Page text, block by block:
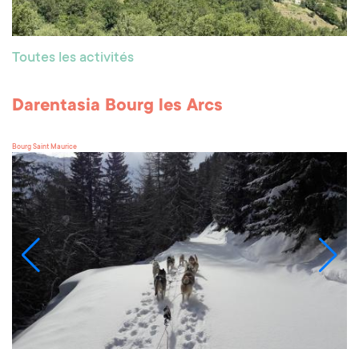
Toutes les activités
Darentasia Bourg les Arcs
Bourg Saint Maurice